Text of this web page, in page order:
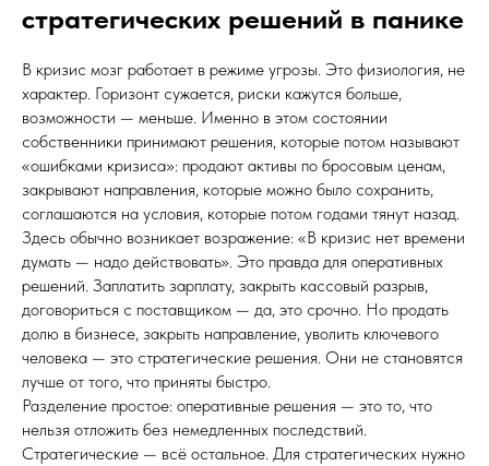
стратегических решений в панике
В кризис мозг работает в режиме угрозы. Это физиология, не
характер. Горизонт сужается, риски кажутся больше,
возможности — меньше. Именно в этом состоянии
собственники принимают решения, которые потом называют
«ошибками кризиса»: продают активы по бросовым ценам,
закрывают направления, которые можно было сохранить,
соглашаются на условия, которые потом годами тянут назад.
Здесь обычно возникает возражение: «В кризис нет времени
думать — надо действовать». Это правда для оперативных
решений. Заплатить зарплату, закрыть кассовый разрыв,
договориться с поставщиком — да, это срочно. Но продать
долю в бизнесе, закрыть направление, уволить ключевого
человека — это стратегические решения. Они не становятся
лучше от того, что приняты быстро.
Разделение простое: оперативные решения — это то, что
нельзя отложить без немедленных последствий.
Стратегические — всё остальное. Для стратегических нужно